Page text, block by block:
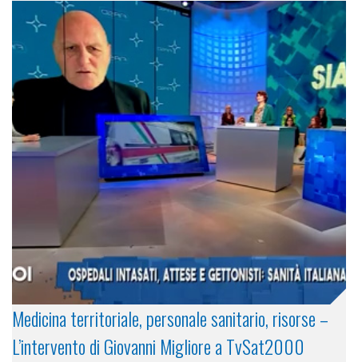
Medicina territoriale, personale sanitario, risorse –
L’intervento di Giovanni Migliore a TvSat2000